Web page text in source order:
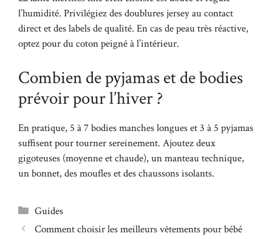
l’humidité. Privilégiez des doublures jersey au contact
direct et des labels de qualité. En cas de peau très réactive,
optez pour du coton peigné à l’intérieur.
Combien de pyjamas et de bodies
prévoir pour l’hiver ?
En pratique, 5 à 7 bodies manches longues et 3 à 5 pyjamas
suffisent pour tourner sereinement. Ajoutez deux
gigoteuses (moyenne et chaude), un manteau technique,
un bonnet, des moufles et des chaussons isolants.
Catégories
Guides
Comment choisir les meilleurs vêtements pour bébé